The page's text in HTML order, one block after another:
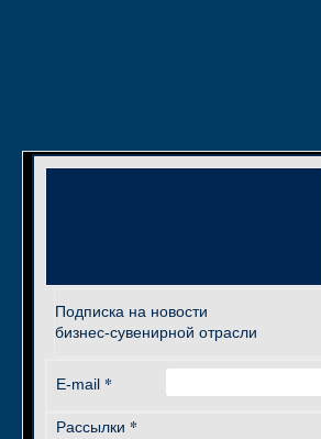
Подписка на новости
бизнес-сувенирной отрасли
E-mail *
Рассылки *